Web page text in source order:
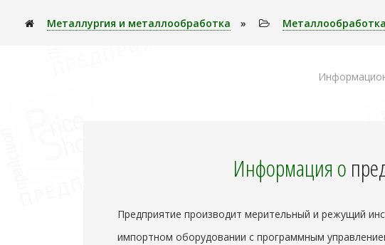
Металлуpгия и металлообработка » Металлообработка
Информация о
Предприятие производит мерительный и режущий
импортном оборудовании с программным